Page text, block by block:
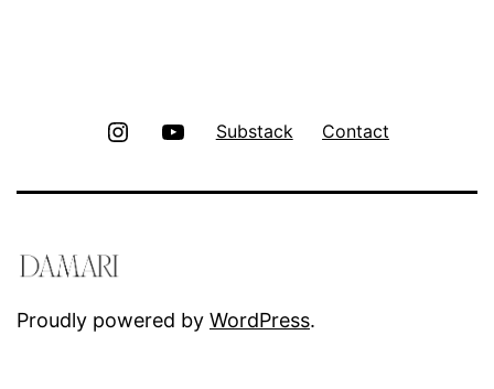
InstagramYoutube
Substack Contact
Proudly powered by WordPress.